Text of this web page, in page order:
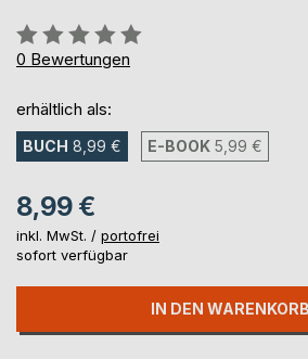
Bewertung::
0%
0 Bewertungen
erhältlich als:
BUCH 8,99 € E-BOOK 5,99 €
8,99 €
inkl. MwSt. / portofrei
sofort verfügbar
IN DEN WARENKORB